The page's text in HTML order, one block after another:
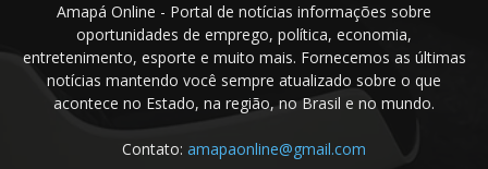
Amapá Online - Portal de notícias informações sobre
oportunidades de emprego, política, economia,
entretenimento, esporte e muito mais. Fornecemos as últimas
notícias mantendo você sempre atualizado sobre o que
acontece no Estado, na região, no Brasil e no mundo.
Contato: amapaonline@gmail.com